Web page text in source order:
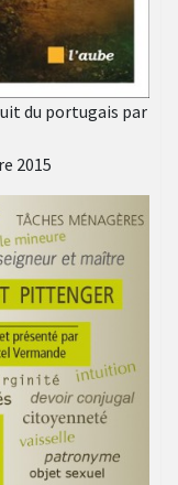
du portugais par
2015